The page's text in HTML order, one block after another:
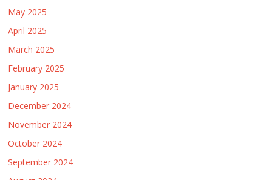
May 2025
April 2025
March 2025
February 2025
January 2025
December 2024
November 2024
October 2024
September 2024